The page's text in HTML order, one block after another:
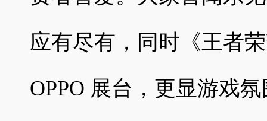
应有尽有，同时《王者
OPPO 展台，更显游戏